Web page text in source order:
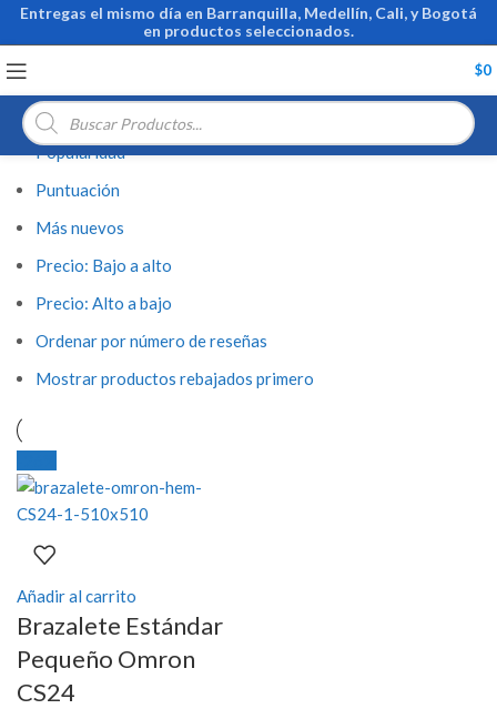
Entregas el mismo día en Barranquilla, Medellín, Cali, y Bogotá
en productos seleccionados.
$0
Búsqueda
de
productos
Brazalete CS24
Ordenar por:
Popularidad
Puntuación
Más nuevos
Precio: Bajo a alto
Precio: Alto a bajo
Ordenar por número de reseñas
Mostrar productos rebajados primero
Añadir al carrito
Brazalete Estándar
Pequeño Omron
CS24